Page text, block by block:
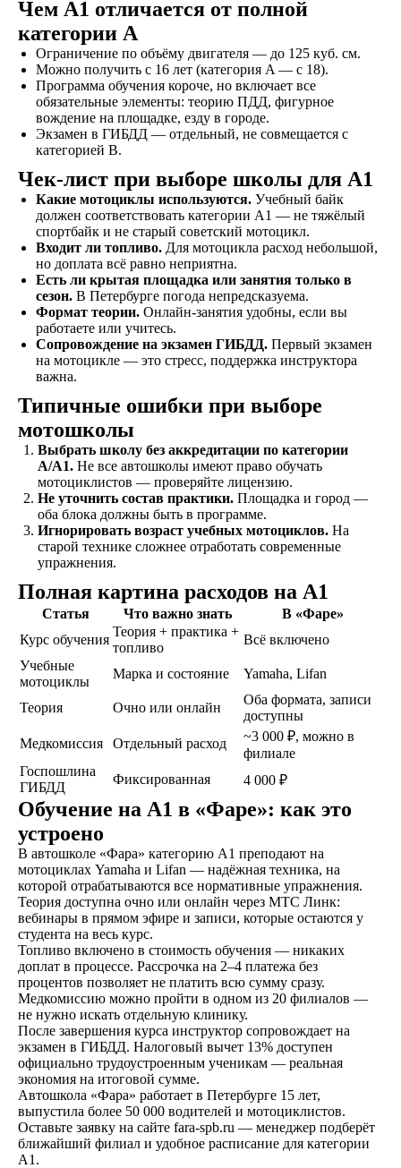
Чем A1 отличается от полной
категории A
Ограничение по объёму двигателя — до 125 куб. см.
Можно получить с 16 лет (категория A — с 18).
Программа обучения короче, но включает все
обязательные элементы: теорию ПДД, фигурное
вождение на площадке, езду в городе.
Экзамен в ГИБДД — отдельный, не совмещается с
категорией B.
Чек-лист при выборе школы для A1
Какие мотоциклы используются. Учебный байк
должен соответствовать категории A1 — не тяжёлый
спортбайк и не старый советский мотоцикл.
Входит ли топливо. Для мотоцикла расход небольшой,
но доплата всё равно неприятна.
Есть ли крытая площадка или занятия только в
сезон. В Петербурге погода непредсказуема.
Формат теории. Онлайн-занятия удобны, если вы
работаете или учитесь.
Сопровождение на экзамен ГИБДД. Первый экзамен
на мотоцикле — это стресс, поддержка инструктора
важна.
Типичные ошибки при выборе
мотошколы
Выбрать школу без аккредитации по категории
A/A1. Не все автошколы имеют право обучать
мотоциклистов — проверяйте лицензию.
Не уточнить состав практики. Площадка и город —
оба блока должны быть в программе.
Игнорировать возраст учебных мотоциклов. На
старой технике сложнее отработать современные
упражнения.
Полная картина расходов на A1
Статья Что важно знать
В «Фаре»
Курс обучения
Теория + практика +
топливо
Всё включено
Учебные
мотоциклы
Марка и состояние Yamaha, Lifan
Теория Очно или онлайн
Оба формата, записи
доступны
Медкомиссия
Отдельный расход
~3 000 ₽, можно в
филиале
Госпошлина
ГИБДД
Фиксированная 4 000 ₽
Обучение на A1 в «Фаре»: как это
устроено
В автошколе «Фара» категорию A1 преподают на
мотоциклах Yamaha и Lifan — надёжная техника, на
которой отрабатываются все нормативные упражнения.
Теория доступна очно или онлайн через МТС Линк:
вебинары в прямом эфире и записи, которые остаются у
студента на весь курс.
Топливо включено в стоимость обучения — никаких
доплат в процессе. Рассрочка на 2–4 платежа без
процентов позволяет не платить всю сумму сразу.
Медкомиссию можно пройти в одном из 20 филиалов —
не нужно искать отдельную клинику.
После завершения курса инструктор сопровождает на
экзамен в ГИБДД. Налоговый вычет 13% доступен
официально трудоустроенным ученикам — реальная
экономия на итоговой сумме.
Автошкола «Фара» работает в Петербурге 15 лет,
выпустила более 50 000 водителей и мотоциклистов.
Оставьте заявку на сайте fara-spb.ru — менеджер подберёт
ближайший филиал и удобное расписание для категории
A1.
Оставляете заявку на
сайте, по телефону, в
мессенджерах или
сетях
Знакомство
Заключаете договор и
оплачиваете первый
этап от стоимости
обучения в рассрочку
Договор
Проходите
теоретический и
практический курс,
продолжительностью
от 1,5 месяцев, в
зависимости от
категории
транспортного
средства
Обучение
В сопровождении
сдаете экзамены в ГАИ
и получаете
водительское
удостоверение
Удостоверение
ОСТАВИТЬ ЗАЯВКУ
Сдаете внутренние
экзамены в автошколе
и получаете
об окончании
Экзамен
не любишь звонки?
Просто напиши!